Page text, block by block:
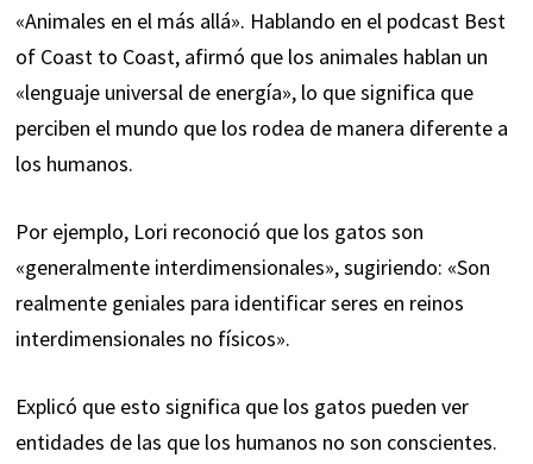
«Animales en el más allá». Hablando en el podcast Best
of Coast to Coast, afirmó que los animales hablan un
«lenguaje universal de energía», lo que significa que
perciben el mundo que los rodea de manera diferente a
los humanos.
Por ejemplo, Lori reconoció que los gatos son
«generalmente interdimensionales», sugiriendo: «Son
realmente geniales para identificar seres en reinos
interdimensionales no físicos».
Explicó que esto significa que los gatos pueden ver
entidades de las que los humanos no son conscientes.